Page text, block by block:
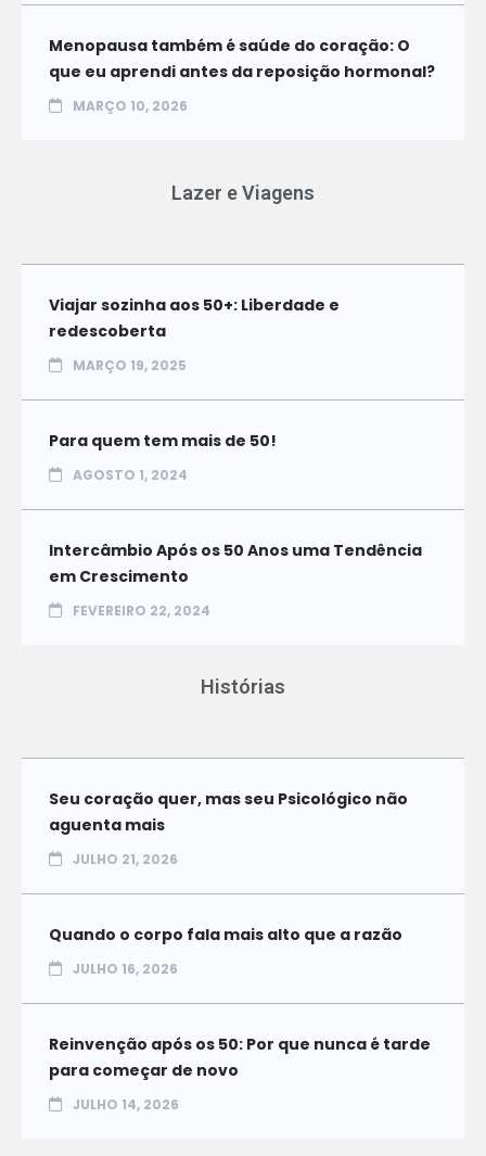
Menopausa também é saúde do coração: O
que eu aprendi antes da reposição hormonal?
MARÇO 10, 2026
Lazer e Viagens
Viajar sozinha aos 50+: Liberdade e
redescoberta
MARÇO 19, 2025
Para quem tem mais de 50!
AGOSTO 1, 2024
Intercâmbio Após os 50 Anos uma Tendência
em Crescimento
FEVEREIRO 22, 2024
Histórias
Seu coração quer, mas seu Psicológico não
aguenta mais
JULHO 21, 2026
Quando o corpo fala mais alto que a razão
JULHO 16, 2026
Reinvenção após os 50: Por que nunca é tarde
para começar de novo
JULHO 14, 2026